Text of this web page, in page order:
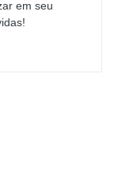
em seu